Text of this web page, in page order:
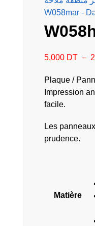
5,000 DT –
Plaque /
Impression
facile.
Les
prudence.
Matière